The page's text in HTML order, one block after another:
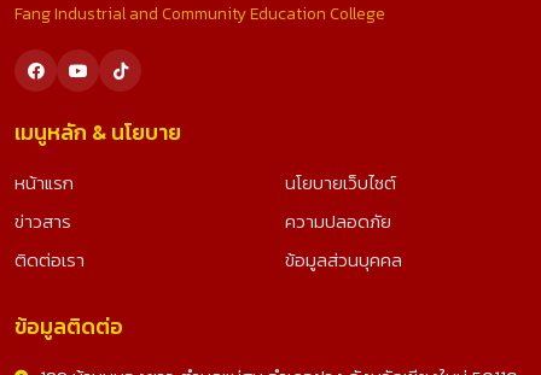
Fang Industrial and Community Education College
เมนูหลัก & นโยบาย
หน้าแรก
ข่าวสาร
ติดต่อเรา
นโยบายเว็บไซต์
ความปลอดภัย
ข้อมูลส่วนบุคคล
ข้อมูลติดต่อ